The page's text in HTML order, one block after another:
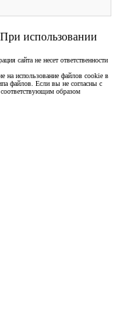
использовании
сайта не несет ответственности
на использование файлов cookie в
файлов. Если вы не согласны с
образом